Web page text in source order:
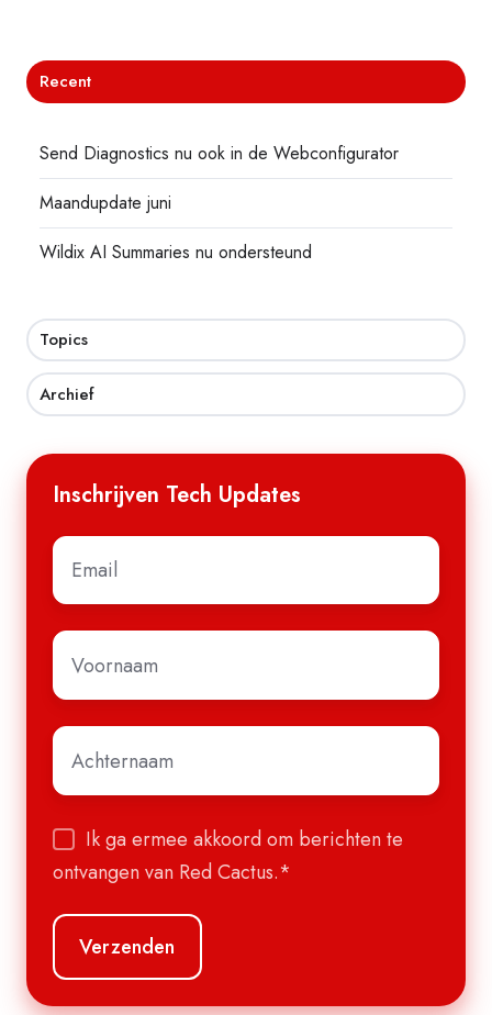
Recent
Send Diagnostics nu ook in de Webconfigurator
Maandupdate juni
Wildix AI Summaries nu ondersteund
Topics
Archief
Inschrijven Tech Updates
E-
mail*
Voornaam
Achternaam
Ik ga ermee akkoord om berichten te
ontvangen van Red Cactus.*